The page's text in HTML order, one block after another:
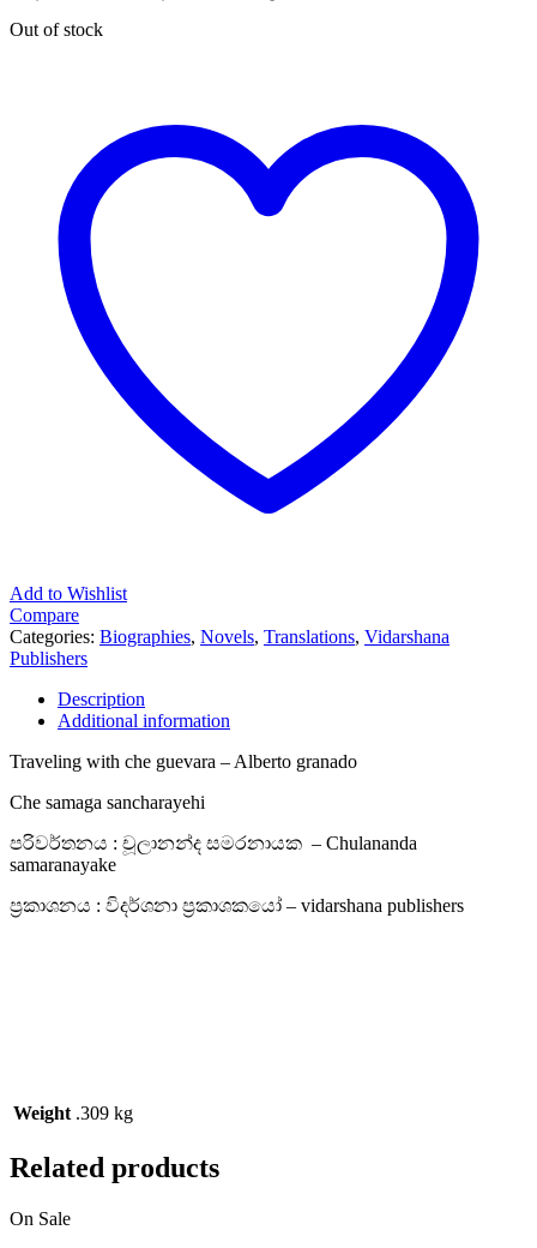
Out of stock
Add to Wishlist
Compare
Categories: Biographies, Novels, Translations, Vidarshana
Publishers
Description
Additional information
Traveling with che guevara – Alberto granado
Che samaga sancharayehi
පරිවර්තනය : චූලානන්ද සමරනායක – Chulananda
samaranayake
ප්‍රකාශනය : විදර්ශනා ප්‍රකාශකයෝ – vidarshana publishers
Weight .309 kg
Related products
On Sale